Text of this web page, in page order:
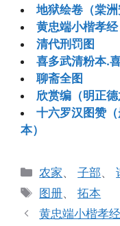
地狱绘卷（棠洲
黄忠端小楷孝经
清代刑罚图
喜多武清粉本.
聊斋全图
欣赏编（明正德
十六罗汉图赞
本）
分
类
农家、子部、
标
签
图册、拓本
黄忠端小楷孝经